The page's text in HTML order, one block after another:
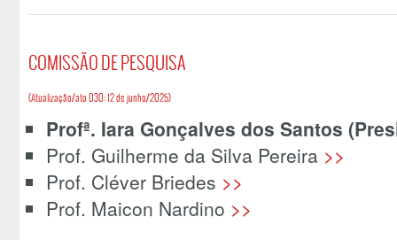
COMISSÃO DE PESQUISA
(Atualização/ato 030: 12 de junho/2025)
Profª. Iara Gonçalves dos Santos
Prof. Guilherme da Silva Pereira >>
Prof. Cléver Briedes >>
Prof. Maicon Nardino >>